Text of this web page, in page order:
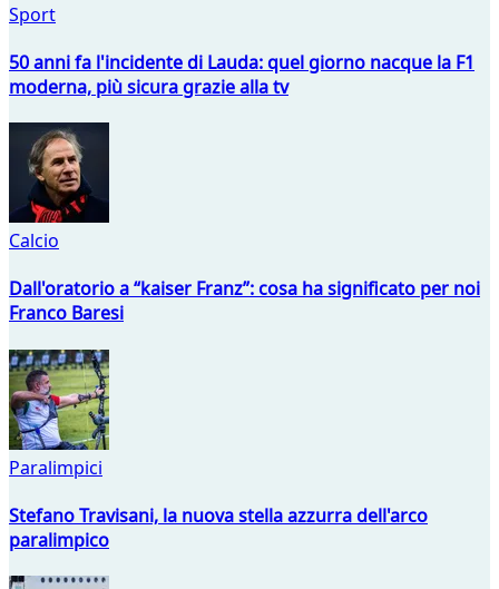
Sport
50 anni fa l'incidente di Lauda: quel giorno nacque la F1
moderna, più sicura grazie alla tv
Calcio
Dall'oratorio a “kaiser Franz”: cosa ha significato per noi
Franco Baresi
Paralimpici
Stefano Travisani, la nuova stella azzurra dell'arco
paralimpico